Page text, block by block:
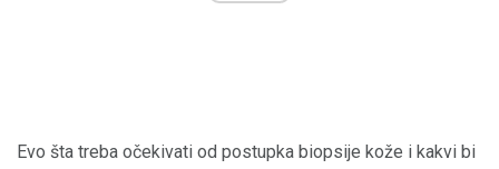
Evo šta treba očekivati ​​od postupka biopsije kože i kakvi bi